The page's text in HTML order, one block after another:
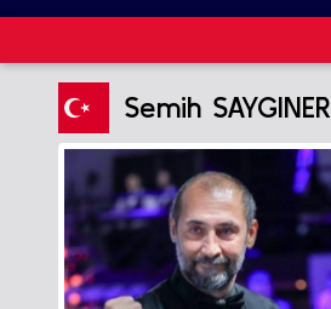
Semih SAYGINER